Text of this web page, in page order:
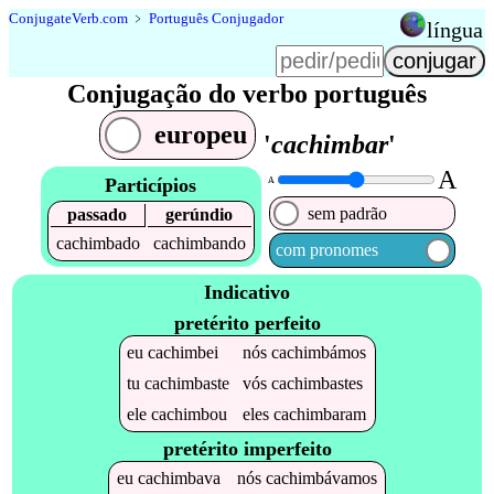
ConjugateVerb.com ﹥ Português Conjugador língua
Conjugação do verbo português
europeu
'cachimbar'
Particípios
passado
gerúndio
cachimbado
cachimbando
A A
sem padrão
com pronomes
Indicativo
pretérito perfeito
eucachimbei nóscachimbámos
tucachimbaste vóscachimbastes
elecachimbou elescachimbaram
pretérito imperfeito
eu cachimbava nós cachimbávamos